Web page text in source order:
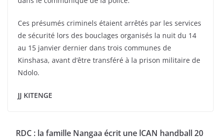
Ces présumés criminels étaient arrêtés par les services
de sécurité lors des bouclages organisés la nuit du 14
au 15 janvier dernier dans trois communes de
Kinshasa, avant d’être transféré à la prison militaire de
Ndolo.
JJ KITENGE
RDC : la famille Nangaa écrit une lCAN handball 20